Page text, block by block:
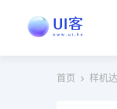
首页 样机